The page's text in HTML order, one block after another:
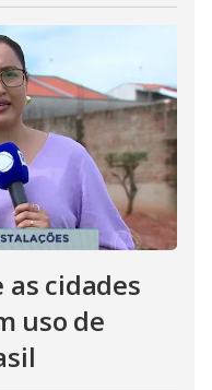
as cidades
uso de